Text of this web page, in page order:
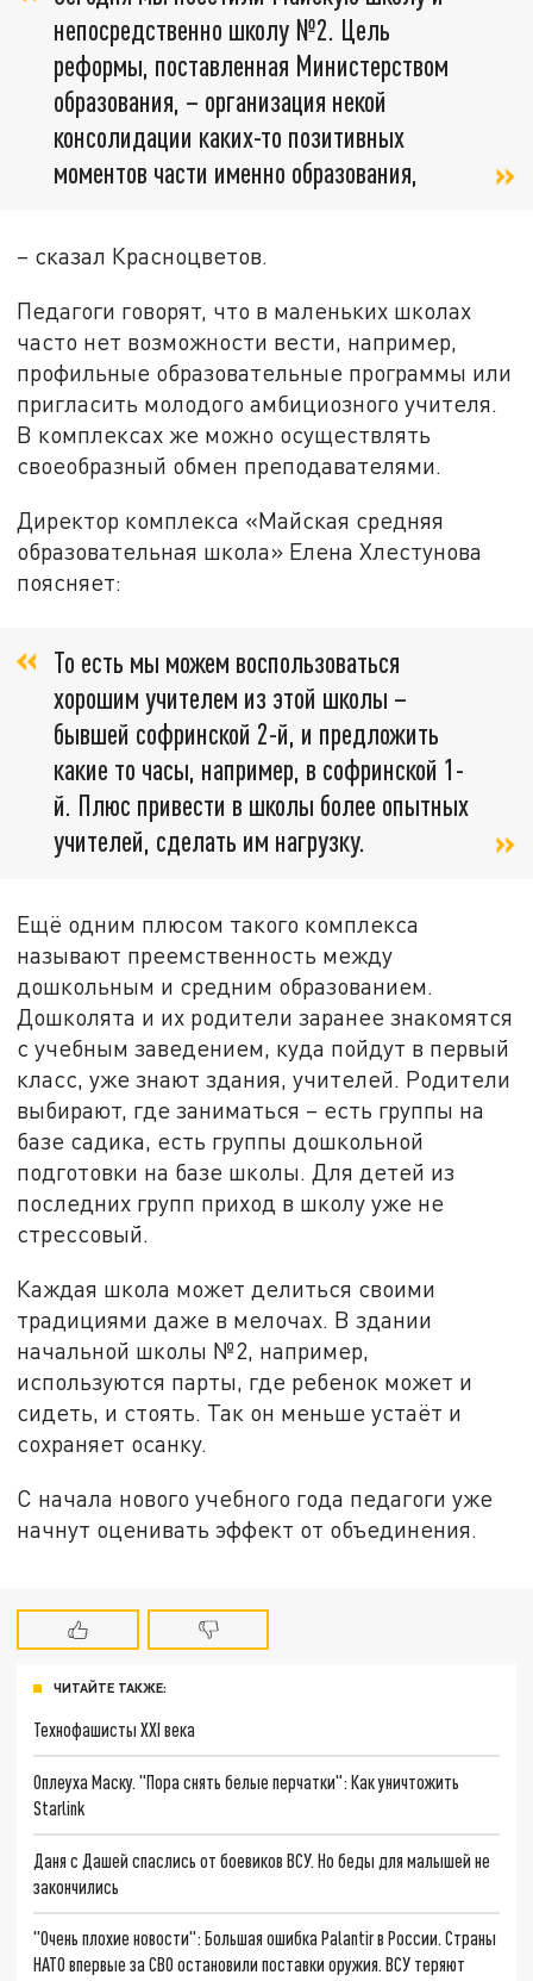
непосредственно школу №2. Цель
реформы, поставленная Министерством
образования, – организация некой
консолидации каких-то позитивных
моментов части именно образования,
– сказал Красноцветов.
Педагоги говорят, что в маленьких школах
часто нет возможности вести, например,
профильные образовательные программы или
пригласить молодого амбициозного учителя.
В комплексах же можно осуществлять
своеобразный обмен преподавателями.
Директор комплекса «Майская средняя
образовательная школа» Елена Хлестунова
поясняет:
То есть мы можем воспользоваться
хорошим учителем из этой школы –
бывшей софринской 2-й, и предложить
какие то часы, например, в софринской 1-
й. Плюс привести в школы более опытных
учителей, сделать им нагрузку.
Ещё одним плюсом такого комплекса
называют преемственность между
дошкольным и средним образованием.
Дошколята и их родители заранее знакомятся
с учебным заведением, куда пойдут в первый
класс, уже знают здания, учителей. Родители
выбирают, где заниматься – есть группы на
базе садика, есть группы дошкольной
подготовки на базе школы. Для детей из
последних групп приход в школу уже не
стрессовый.
Каждая школа может делиться своими
традициями даже в мелочах. В здании
начальной школы №2, например,
используются парты, где ребенок может и
сидеть, и стоять. Так он меньше устаёт и
сохраняет осанку.
С начала нового учебного года педагоги уже
начнут оценивать эффект от объединения.
ЧИТАЙТЕ ТАКЖЕ:
Технофашисты XXI века
Оплеуха Маску. "Пора снять белые перчатки": Как уничтожить
Starlink
Даня с Дашей спаслись от боевиков ВСУ. Но беды для малышей не
закончились
"Очень плохие новости": Большая ошибка Palantir в России. Страны
НАТО впервые за СВО остановили поставки оружия. ВСУ теряют